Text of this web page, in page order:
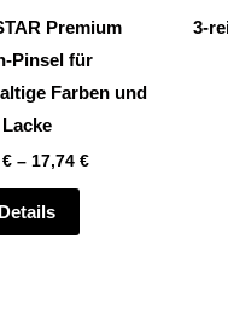
Premium
Pinsel für
Farben und
Lacke
€ – 17,74 €
Details
auf
3-